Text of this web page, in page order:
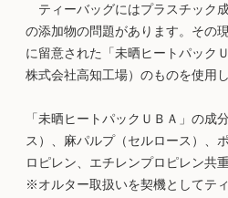
ティーバッグにはプラスチック
の添加物の問題があります。その
に留意された「未晒ヒートパック
株式会社高知工場）のものを使用し
「未晒ヒートパックＵＢＡ」の
ス）、麻パルプ（セルロース）、
ロピレン、エチレンプロピレン共重
※オルター取扱いを契機としてテ